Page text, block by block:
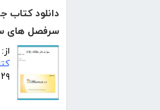
سرفصل های
از:
۲۹ صفحه